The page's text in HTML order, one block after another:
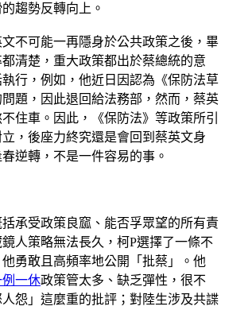
趨勢反轉向上。
不可能一再隱身於公共政策之後，畢
清楚，重大政策都出於蔡總統的意
行，例如，他近日因認為《保防法草
題，因此退回給法務部，然而，蔡英
住車。因此，《保防法》等政策所引
，後座力終究還是會回到蔡英文身
逆轉，不是一件容易的事。
承受政策良窳、能否孚眾望的所有責
人策略無法長久，柯P選擇了一條不
勇敢且高頻率地公開「批蔡」。他
例一休政策管太多、缺乏彈性，很不
怨」這麼重的批評；對陸生涉及共諜